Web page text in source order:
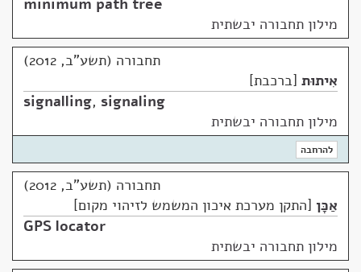
minimum path tree
מילון תחבורה יבשתית
תחבורה (תשע"ב, 2012)
אִיתוּת ברכבת
signalling, signaling
מילון תחבורה יבשתית
להרחבה
תחבורה (תשע"ב, 2012)
אַכָּן התקן מערכת איכון המשמש לזיהוי מקום
GPS locator
מילון תחבורה יבשתית